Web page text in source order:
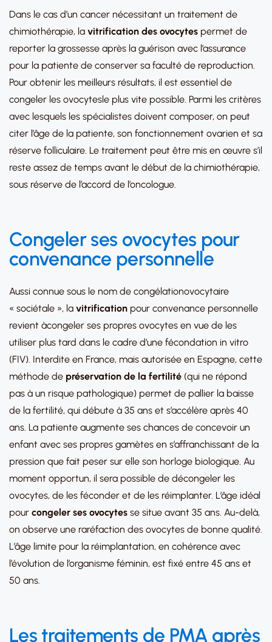
Dans le cas d’un cancer nécessitant un traitement de
chimiothérapie, la vitrification des ovocytes permet de
reporter la grossesse après la guérison avec l’assurance
pour la patiente de conserver sa faculté de reproduction.
Pour obtenir les meilleurs résultats, il est essentiel de
congeler les ovocytesle plus vite possible. Parmi les critères
avec lesquels les spécialistes doivent composer, on peut
citer l’âge de la patiente, son fonctionnement ovarien et sa
réserve folliculaire. Le traitement peut être mis en œuvre s’il
reste assez de temps avant le début de la chimiothérapie,
sous réserve de l’accord de l’oncologue.
Congeler ses ovocytes pour
convenance personnelle
Aussi connue sous le nom de congélationovocytaire
« sociétale », la vitrification pour convenance personnelle
revient àcongeler ses propres ovocytes en vue de les
utiliser plus tard dans le cadre d’une fécondation in vitro
(FIV). Interdite en France, mais autorisée en Espagne, cette
méthode de préservation de la fertilité (qui ne répond
pas à un risque pathologique) permet de pallier la baisse
de la fertilité, qui débute à 35 ans et s’accélère après 40
ans. La patiente augmente ses chances de concevoir un
enfant avec ses propres gamètes en s’affranchissant de la
pression que fait peser sur elle son horloge biologique. Au
moment opportun, il sera possible de décongeler les
ovocytes, de les féconder et de les réimplanter. L’âge idéal
pour congeler ses ovocytes se situe avant 35 ans. Au-delà,
on observe une raréfaction des ovocytes de bonne qualité.
L’âge limite pour la réimplantation, en cohérence avec
l’évolution de l’organisme féminin, est fixé entre 45 ans et
50 ans.
Les traitements de PMA après